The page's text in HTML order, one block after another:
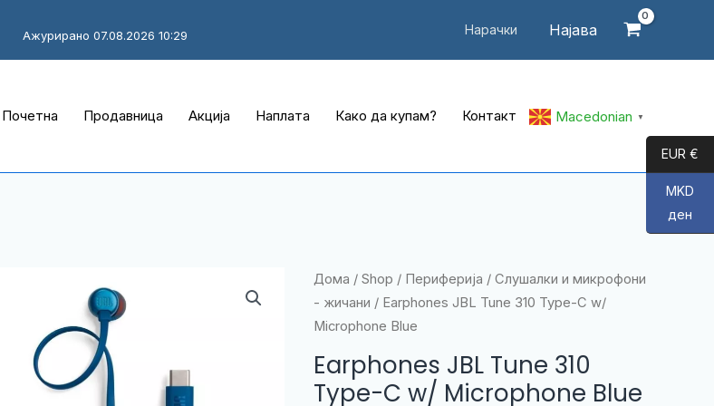
Нарачки Најава
Ажурирано 07.08.2026 10:29
Почетна Продавница Акција Наплата Како да купам? Контакт Macedonian ▼
Дома / Shop / Периферија / Слушалки и микрофони
- жичани / Earphones JBL Tune 310 Type-C w/
Microphone Blue
Earphones JBL Tune 310
Type-C w/ Microphone Blue
EUR €
MKD
ден